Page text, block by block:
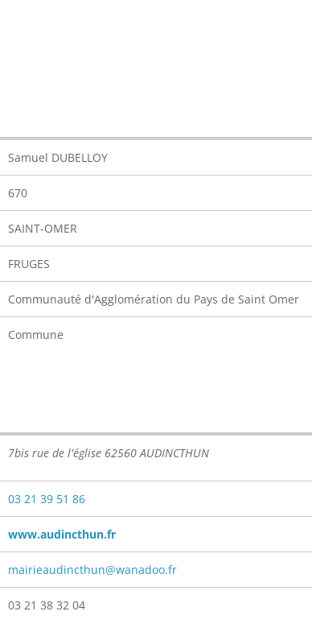
Samuel DUBELLOY
670
SAINT-OMER
FRUGES
Communauté d'Agglomération du Pays de Saint Omer
Commune
7bis rue de l'église 62560 AUDINCTHUN
03 21 39 51 86
www.audincthun.fr
mairieaudincthun@wanadoo.fr
03 21 38 32 04